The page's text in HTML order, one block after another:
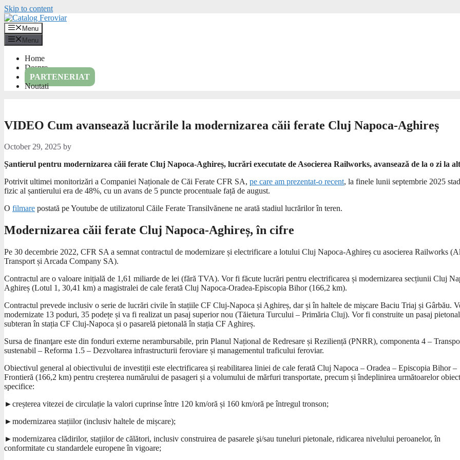
Skip to content
Menu
Menu
Home
Despre
PARTENERIAT
Noutati
VIDEO Cum avansează lucrările la modernizarea căii ferate Cluj Napoca-Aghireș
October 29, 2025 by
Șantierul pentru modernizarea căii ferate Cluj Napoca-Aghireș, lucrări executate de Asocierea Railworks, avansează de la o zi la
Potrivit ultimei monitorizări a Companiei Naționale de Căi Ferate CFR SA, pe care am prezentat-o recent, la finele lunii septembrie 2025
fizic al șantierului era de 48%, cu un avans de 5 puncte procentuale față de august.
O filmare postată pe Youtube de utilizatorul Căile Ferate Transilvănene ne arată stadiul lucrărilor în teren.
Modernizarea căii ferate Cluj Napoca-Aghireș, în cifre
Pe 30 decembrie 2022, CFR SA a semnat contractul de modernizare și electrificare a lotului Cluj Napoca-Aghireș cu asocierea Railworks
Transport și Arcada Company SA).
Contractul are o valoare inițială de 1,61 miliarde de lei (fără TVA). Vor fi făcute lucrări pentru electrificarea și modernizarea secțiunii Cluj
Aghireș (Lotul 1, 30,41 km) a magistralei de cale ferată Cluj Napoca-Oradea-Episcopia Bihor (166,2 km).
Contractul prevede inclusiv o serie de lucrări civile în stațiile CF Cluj-Napoca și Aghireș, dar și în haltele de mișcare Baciu Triaj și Gârbău.
modernizate 13 poduri, 35 podețe și va fi realizat un pasaj superior nou (Tăietura Turcului – Primăria Cluj). Vor fi construite un pasaj pietonal
subteran în stația CF Cluj-Napoca și o pasarelă pietonală în stația CF Aghireș.
Sursa de finanţare este din fonduri externe nerambursabile, prin Planul Național de Redresare și Reziliență (PNRR), componenta 4 –
sustenabil – Reforma 1.5 – Dezvoltarea infrastructurii feroviare și managementul traficului feroviar.
Obiectivul general al obiectivului de investiții este electrificarea și reabilitarea liniei de cale ferată Cluj Napoca – Oradea – Episcopia Bihor –
Frontieră (166,2 km) pentru creșterea numărului de pasageri și a volumului de mărfuri transportate, precum și îndeplinirea următoarelor
specifice:
►creșterea vitezei de circulație la valori cuprinse între 120 km/oră și 160 km/oră pe întregul tronson;
►modernizarea stațiilor (inclusiv haltele de mișcare);
►modernizarea clădirilor, stațiilor de călători, inclusiv construirea de pasarele şi/sau tuneluri pietonale, ridicarea nivelului peroanelor, în
conformitate cu standardele europene în vigoare;